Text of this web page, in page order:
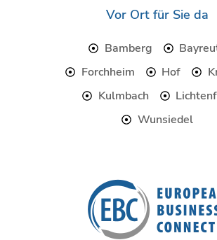
o
o
e
r
Vor Ort für Sie da
Bamberg
Forchheim
Hof
Kulmbach
Wunsiedel